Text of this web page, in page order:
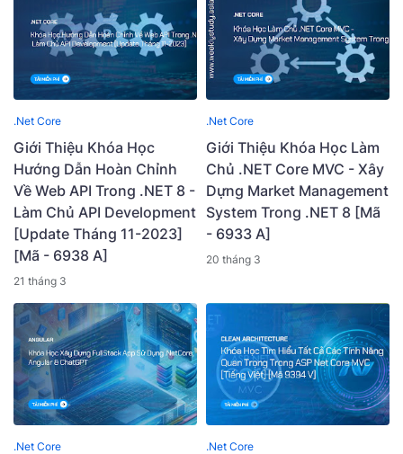
.Net Core
Giới Thiệu Khóa Học
Hướng Dẫn Hoàn Chỉnh
Về Web API Trong .NET 8 -
Làm Chủ API Development
[Update Tháng 11-2023]
[Mã - 6938 A]
21 tháng 3
.Net Core
Giới Thiệu Khóa Học Làm
Chủ .NET Core MVC - Xây
Dựng Market Management
System Trong .NET 8 [Mã
- 6933 A]
20 tháng 3
.Net Core .Net Core